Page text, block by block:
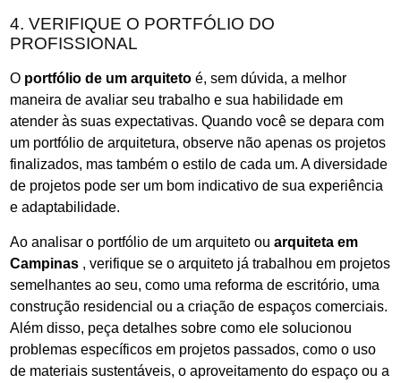
4. VERIFIQUE O PORTFÓLIO DO
PROFISSIONAL
O portfólio de um arquiteto é, sem dúvida, a melhor
maneira de avaliar seu trabalho e sua habilidade em
atender às suas expectativas. Quando você se depara com
um portfólio de arquitetura, observe não apenas os projetos
finalizados, mas também o estilo de cada um. A diversidade
de projetos pode ser um bom indicativo de sua experiência
e adaptabilidade.
Ao analisar o portfólio de um arquiteto ou arquiteta em
Campinas , verifique se o arquiteto já trabalhou em projetos
semelhantes ao seu, como uma reforma de escritório, uma
construção residencial ou a criação de espaços comerciais.
Além disso, peça detalhes sobre como ele solucionou
problemas específicos em projetos passados, como o uso
de materiais sustentáveis, o aproveitamento do espaço ou a